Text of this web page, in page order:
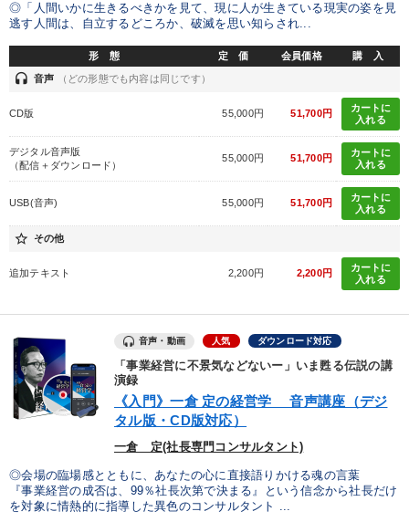
◎「人間いかに生きるべきかを見て、現に人が生きている現実の姿を見
逃す人間は、自立するどころか、破滅を思い知らされ...
形 態 定 価 会員価格 購 入
headset 音声 （どの形態でも内容は同じです）
CD版 55,000円 51,700円
カートに
入れる
デジタル音声版
（配信＋ダウンロード）
55,000円 51,700円
カートに
入れる
USB(音声) 55,000円 51,700円
カートに
入れる
star_border その他
追加テキスト 2,200円 2,200円
カートに
入れる
音声・動画 人気 ダウンロード対応
「事業経営に不景気などないー」いま甦る伝説の講
演録
《入門》一倉 定の経営学 音声講座（デジ
タル版・CD版対応）
一倉 定(社長専門コンサルタント)
◎会場の臨場感とともに、あなたの心に直接語りかける魂の言葉
『事業経営の成否は、99％社長次第で決まる』という信念から社長だけ
を対象に情熱的に指導した異色のコンサルタント ...